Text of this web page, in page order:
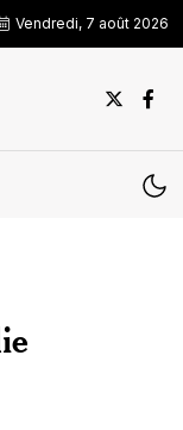
Vendredi, 7 août 2026